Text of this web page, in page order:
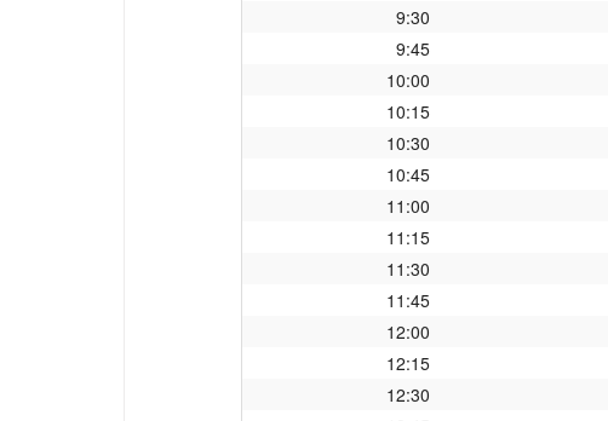
9:30
9:45
10:00
10:15
10:30
10:45
11:00
11:15
11:30
11:45
12:00
12:15
12:30